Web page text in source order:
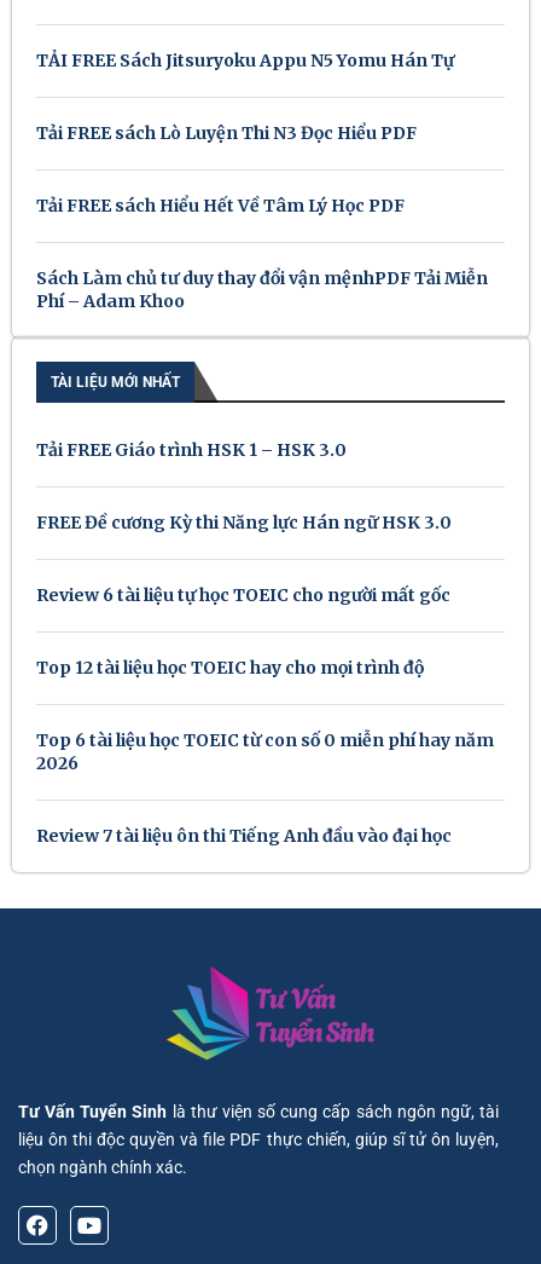
TẢI FREE Sách Jitsuryoku Appu N5 Yomu Hán Tự
Tải FREE sách Lò Luyện Thi N3 Đọc Hiểu PDF
Tải FREE sách Hiểu Hết Về Tâm Lý Học PDF
Sách Làm chủ tư duy thay đổi vận mệnhPDF Tải Miễn
Phí – Adam Khoo
TÀI LIỆU MỚI NHẤT
Tải FREE Giáo trình HSK 1 – HSK 3.0
FREE Đề cương Kỳ thi Năng lực Hán ngữ HSK 3.0
Review 6 tài liệu tự học TOEIC cho người mất gốc
Top 12 tài liệu học TOEIC hay cho mọi trình độ
Top 6 tài liệu học TOEIC từ con số 0 miễn phí hay năm
2026
Review 7 tài liệu ôn thi Tiếng Anh đầu vào đại học
Tư Vấn Tuyển Sinh là thư viện số cung cấp sách ngôn ngữ, tài
liệu ôn thi độc quyền và file PDF thực chiến, giúp sĩ tử ôn luyện,
chọn ngành chính xác.